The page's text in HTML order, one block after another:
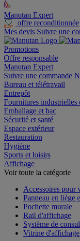
Manutan Expert
offre reconditionnée
Mes devis Suivre une
Promotions
Offre responsable
Manutan Expert
Suivre une commande
Bureau et télétravail
Entrepôt
Fournitures industrielles
Emballage et bac
Sécurité et santé
Espace extérieur
Restauration
Hygiène
Sports et loisirs
Affichage
Voir toute la catégorie
Accessoires pour
Panneau en liège
Pochette murale
Rail d'affichage
Système de
Vitrine d'affichage